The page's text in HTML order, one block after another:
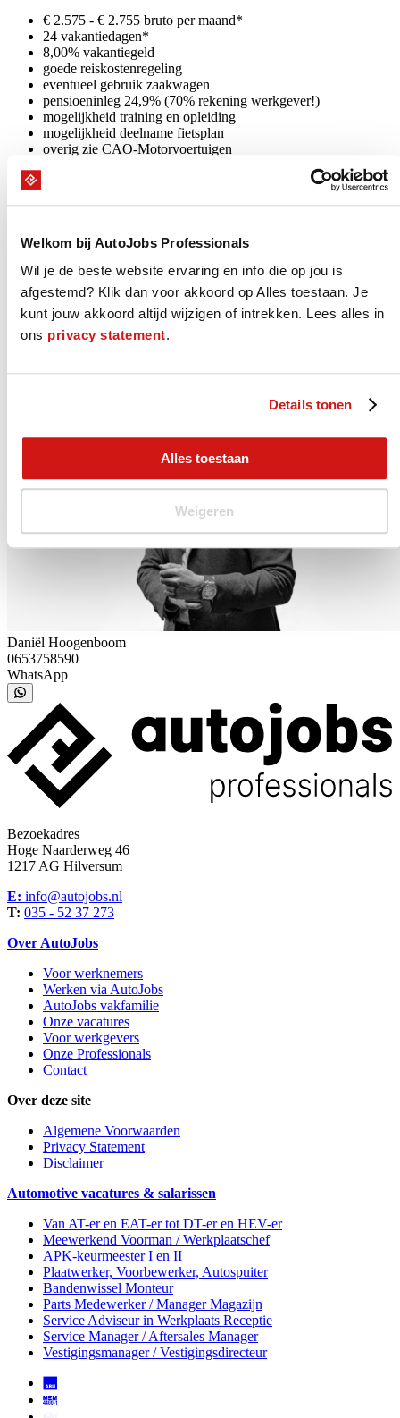
Welkom bij AutoJobs Professionals
Wil je de beste website ervaring en info die op jou is
afgestemd? Klik dan voor akkoord op Alles toestaan. Je
kunt jouw akkoord altijd wijzigen of intrekken. Lees alles in
ons privacy statement.
Details tonen
Alles toestaan
Weigeren
€ 2.575 - € 2.755 bruto per maand*
24 vakantiedagen*
8,00% vakantiegeld
goede reiskostenregeling
eventueel gebruik zaakwagen
pensioeninleg 24,9% (70% rekening werkgever!)
mogelijkheid training en opleiding
mogelijkheid deelname fietsplan
overig zie CAO-Motorvoertuigen
* (indicatie obv 40 - 45 urige werkweek)
We helpen je graag bij het vinden van jouw juiste nieuwe baan. Dat
kan op verschillende manieren. Je kunt bij ons aan de slag als
AutoJobs Professional, je wordt lid van onze Community en laat je
projectmatig detacheren of uitzenden bij onze vaste relaties. Direct
in dienst bij je nieuwe werkgever kan natuurlijk ook. Neemcontact
met ons op of solliciteer direct op deze vacature.
Daniël Hoogenboom
0653758590
WhatsApp
Bezoekadres
Hoge Naarderweg 46
1217 AG Hilversum
E: info@autojobs.nl
T: 035 - 52 37 273
Over AutoJobs
Voor werknemers
Werken via AutoJobs
AutoJobs vakfamilie
Onze vacatures
Voor werkgevers
Onze Professionals
Contact
Over deze site
Algemene Voorwaarden
Privacy Statement
Disclaimer
Automotive vacatures & salarissen
Van AT-er en EAT-er tot DT-er en HEV-er
Meewerkend Voorman / Werkplaatschef
APK-keurmeester I en II
Plaatwerker, Voorbewerker, Autospuiter
Bandenwissel Monteur
Parts Medewerker / Manager Magazijn
Service Adviseurin Werkplaats Receptie
Service Manager / Aftersales Manager
Vestigingsmanager / Vestigingsdirecteur